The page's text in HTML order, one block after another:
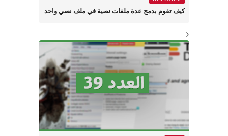
كيف تقوم بدمج عدة ملفات نصية في ملف نصي واحد